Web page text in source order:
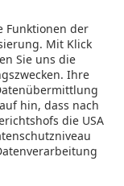
und weitere